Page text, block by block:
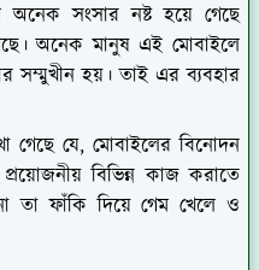
অনেক সংসার নষ্ট হয়ে গেছে
অনেক মানুষ এই মোবাইলে
সম্মুখীন হয়। তাই এর ব্যবহার
গেছে যে, মোবাইলের বিনোদন
বিভিন্ন কাজ করাতে
তা ফাঁকি দিয়ে গেম খেলে ও